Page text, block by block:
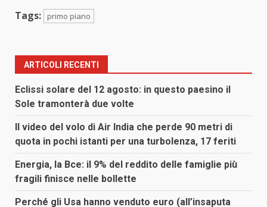
Tags: primo piano
ARTICOLI RECENTI
Eclissi solare del 12 agosto: in questo paesino il
Sole tramonterà due volte
Il video del volo di Air India che perde 90 metri di
quota in pochi istanti per una turbolenza, 17 feriti
Energia, la Bce: il 9% del reddito delle famiglie più
fragili finisce nelle bollette
Perché gli Usa hanno venduto euro (all’insaputa